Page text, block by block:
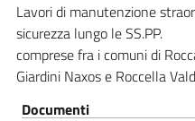
Lavori di manutenzione
sicurezza lungo le SS.PP.
comprese fra i comuni di
Giardini Naxos e Roccella
Documenti